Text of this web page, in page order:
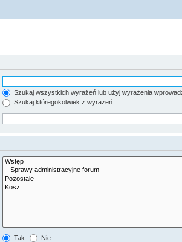
Szukaj wszystkich wyrażeń lub użyj wyrażenia
Szukaj któregokolwiek z wyrażeń
Tak Nie